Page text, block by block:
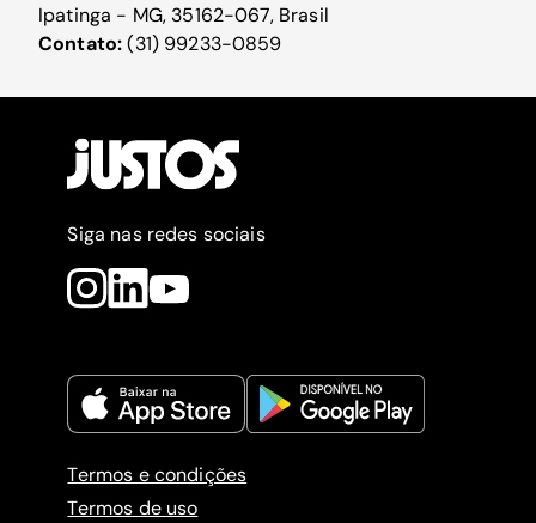
Ipatinga - MG, 35162-067, Brasil
Contato:(31) 99233-0859
Siga nas redes sociais
Termos e condições
Termos de uso